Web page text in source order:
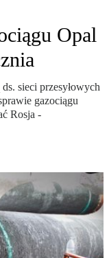
Opal
sieci przesyłowych
gazociągu
Rosja -